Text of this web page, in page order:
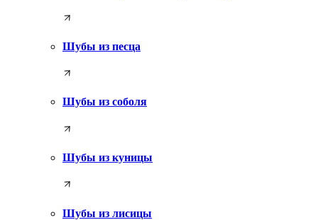
Шубы из песца
Шубы из соболя
Шубы из куницы
Шубы из лисицы